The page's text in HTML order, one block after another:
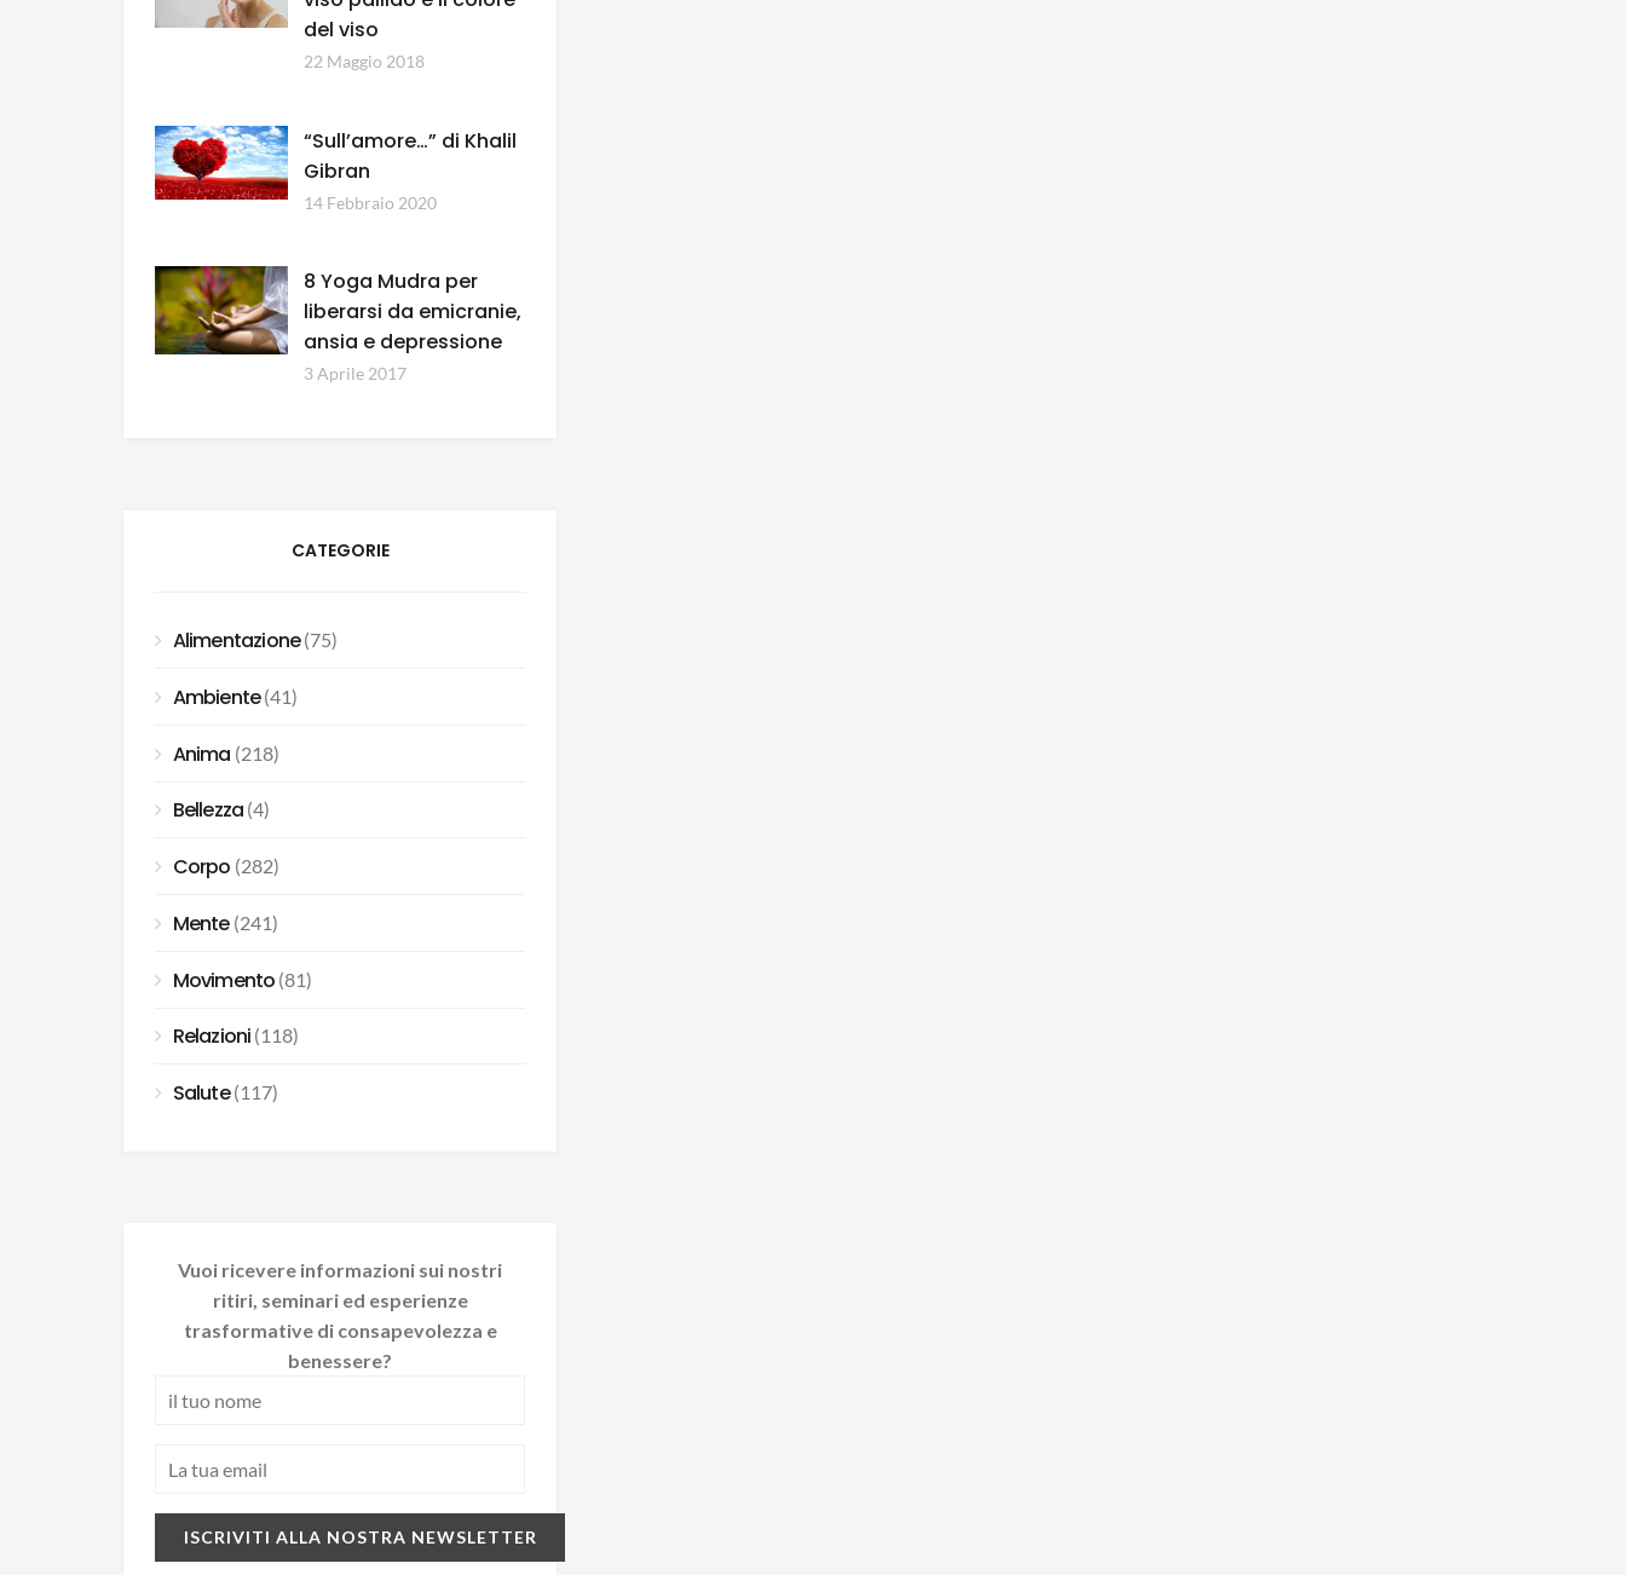
del viso
22 Maggio 2018
“Sull’amore…” di Khalil
Gibran
14 Febbraio 2020
8 Yoga Mudra per
liberarsi da emicranie,
ansia e depressione
3 Aprile 2017
CATEGORIE
Alimentazione(75)
Ambiente(41)
Anima (218)
Bellezza (4)
Corpo (282)
Mente(241)
Movimento (81)
Relazioni (118)
Salute(117)
Vuoi ricevere informazioni sui nostri
ritiri, seminari ed esperienze
trasformative di consapevolezza e
benessere?